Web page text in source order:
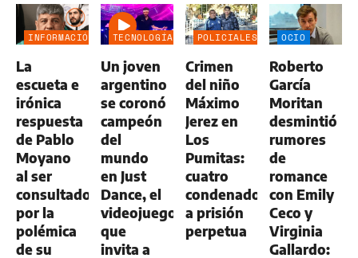
INFORMACIÓN
La
escueta e
irónica
respuesta
de Pablo
Moyano
al ser
consultado
por la
polémica
de su
TECNOLOGÍA
Un joven
argentino
se coronó
campeón
del
mundo
en Just
Dance, el
videojuego
que
invita a
POLICIALES
Crimen
del niño
Máximo
Jerez en
Los
Pumitas:
cuatro
condenados
a prisión
perpetua
OCIO
Roberto
García
Moritan
desmintió
rumores
de
romance
con Emily
Ceco y
Virginia
Gallardo: